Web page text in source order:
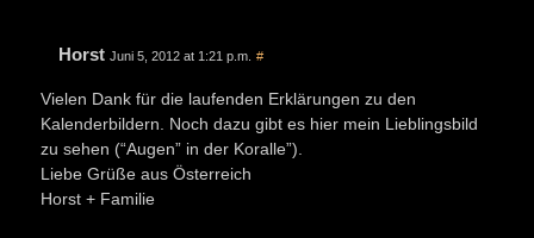
Horst Juni 5, 2012 at 1:21 p.m. #
Vielen Dank für die laufenden Erklärungen zu den
Kalenderbildern. Noch dazu gibt es hier mein Lieblingsbild
zu sehen (“Augen” in der Koralle”).
Liebe Grüße aus Österreich
Horst + Familie